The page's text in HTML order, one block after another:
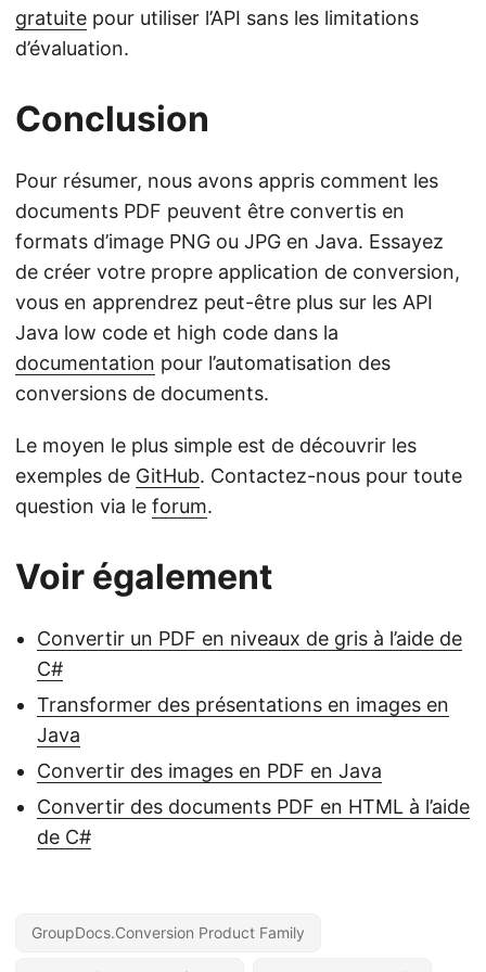
gratuite pour utiliser l’API sans les limitations
d’évaluation.
Conclusion
Pour résumer, nous avons appris comment les
documents PDF peuvent être convertis en
formats d’image PNG ou JPG en Java. Essayez
de créer votre propre application de conversion,
vous en apprendrez peut-être plus sur les API
Java low code et high code dans la
documentation pour l’automatisation des
conversions de documents.
Le moyen le plus simple est de découvrir les
exemples de GitHub. Contactez-nous pour toute
question via le forum.
Voir également
Convertir un PDF en niveaux de gris à l’aide de
C#
Transformer des présentations en images en
Java
Convertir des images en PDF en Java
Convertir des documents PDF en HTML à l’aide
de C#
GroupDocs.Conversion Product Family